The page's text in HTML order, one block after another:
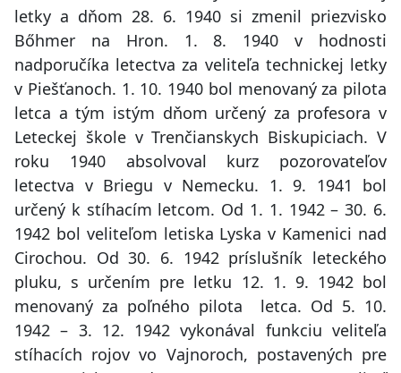
letky a dňom 28. 6. 1940 si zmenil priezvisko
Bőhmer na Hron. 1. 8. 1940 v hodnosti
nadporučíka letectva za veliteľa technickej letky
v Piešťanoch. 1. 10. 1940 bol menovaný za pilota
letca a tým istým dňom určený za profesora v
Leteckej škole v Trenčianskych Biskupiciach. V
roku 1940 absolvoval kurz pozorovateľov
letectva v Briegu v Nemecku. 1. 9. 1941 bol
určený k stíhacím letcom. Od 1. 1. 1942 – 30. 6.
1942 bol veliteľom letiska Lyska v Kamenici nad
Cirochou. Od 30. 6. 1942 príslušník leteckého
pluku, s určením pre letku 12. 1. 9. 1942 bol
menovaný za poľného pilota letca. Od 5. 10.
1942 – 3. 12. 1942 vykonával funkciu veliteľa
stíhacích rojov vo Vajnoroch, postavených pre